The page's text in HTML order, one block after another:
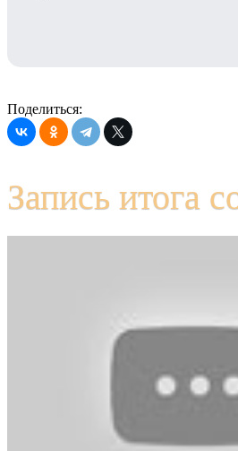
Поделиться:
Запись итога